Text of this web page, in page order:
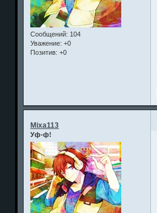
Сообщений: 104
Уважение: +0
Позитив: +0
Mixa113
Уф-ф!